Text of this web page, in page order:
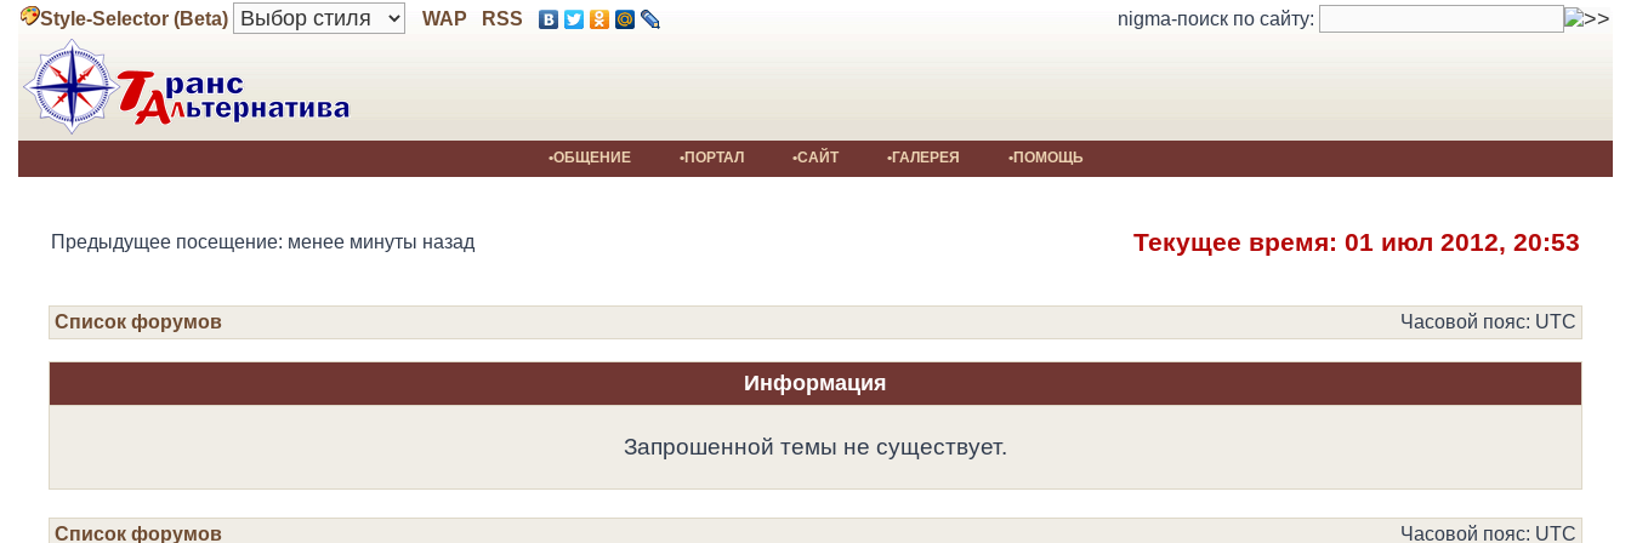
Style-Selector (Beta) WAP RSS nigma-поиск по сайту:
•ОБЩЕНИЕ •ПОРТАЛ •САЙТ •ГАЛЕРЕЯ •ПОМОЩЬ
Предыдущее посещение: менее минуты назад Текущее время: 01 июл 2012, 20:53
Список форумов Часовой пояс: UTC
Информация
Запрошенной темы не существует.
Список форумов Часовой пояс: UTC